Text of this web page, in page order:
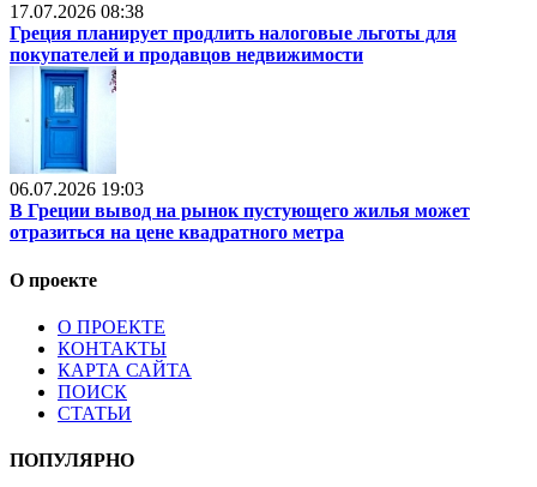
17.07.2026 08:38
Греция планирует продлить налоговые льготы для
покупателей и продавцов недвижимости
06.07.2026 19:03
В Греции вывод на рынок пустующего жилья может
отразиться на цене квадратного метра
О проекте
О ПРОЕКТЕ
КОНТАКТЫ
КАРТА САЙТА
ПОИСК
СТАТЬИ
ПОПУЛЯРНО